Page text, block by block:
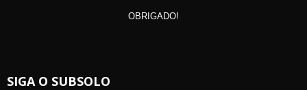
OBRIGADO!
SIGA O SUBSOLO